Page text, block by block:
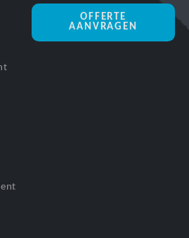
OFFERTE
AANVRAGEN